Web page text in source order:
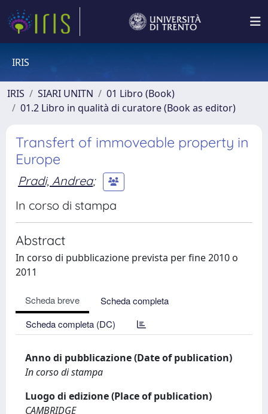
IRIS
IRIS SIARI UNITN
01 Libro (Book)
01.2 Libro in qualità di curatore (Book as editor)
Transfert of immoveable property in
Europe
Pradi, Andrea;
In corso di stampa
Abstract
In corso di pubblicazione prevista per fine 2010 o
2011
Scheda breve
Scheda completa
Scheda completa (DC)
Anno di pubblicazione (Date of publication)
In corso di stampa
Luogo di edizione (Place of publication)
CAMBRIDGE